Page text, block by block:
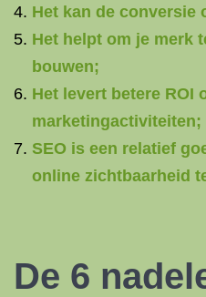
Het kan de conversie
Het helpt om je merk
bouwen;
Het levert betere ROI
marketingactiviteiten;
SEO is een relatief
online zichtbaarheid
De 6